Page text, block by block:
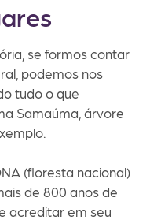
se formos contar
podemos nos
tudo o que
Samaúma, árvore
(floresta nacional)
de 800 anos de
acreditar em seu